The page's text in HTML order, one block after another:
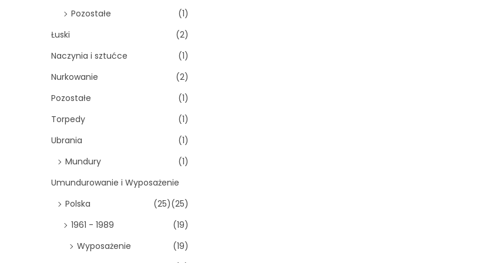
Pozostałe
(1)
Łuski
(2)
Naczynia i sztućce
(1)
Nurkowanie
(2)
Pozostałe
(1)
Torpedy
(1)
Ubrania
(1)
Mundury
(1)
Umundurowanie i Wyposażenie
(25)
Polska
(25)
1961 - 1989
(19)
Wyposażenie
(19)